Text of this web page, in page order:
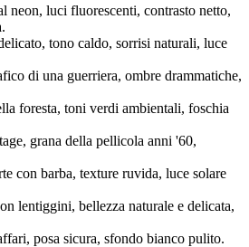
neon, luci fluorescenti, contrasto netto,
tono caldo, sorrisi naturali, luce
di una guerriera, ombre drammatiche,
foresta, toni verdi ambientali, foschia
grana della pellicola anni '60,
con barba, texture ruvida, luce solare
lentiggini, bellezza naturale e delicata,
posa sicura, sfondo bianco pulito.